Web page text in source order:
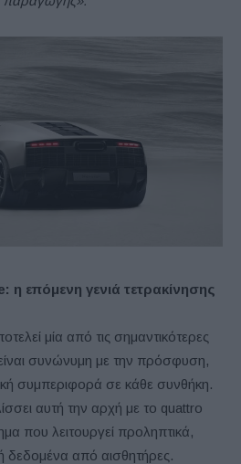
επόμενη γενιά τετρακίνησης
μία από τις σημαντικότερες
είναι συνώνυμη με την πρόσφυση,
συμπεριφορά σε κάθε συνθήκη.
αυτή την αρχή με το quattro
που λειτουργεί προληπτικά,
δεδομένα από αισθητήρες.